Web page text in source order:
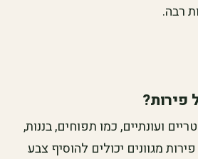
רבה.
פירות?
ועונתיים, כמו תפוחים, בננות,
מגוונים יכולים להוסיף צבע